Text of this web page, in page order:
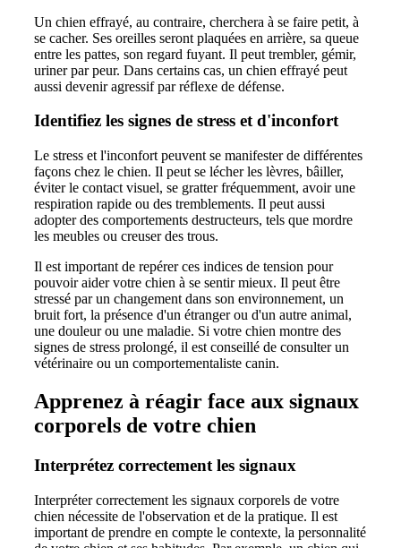
Un chien effrayé, au contraire, cherchera à se faire petit, à
se cacher. Ses oreilles seront plaquées en arrière, sa queue
entre les pattes, son regard fuyant. Il peut trembler, gémir,
uriner par peur. Dans certains cas, un chien effrayé peut
aussi devenir agressif par réflexe de défense.
Identifiez les signes de stress et d'inconfort
Le stress et l'inconfort peuvent se manifester de différentes
façons chez le chien. Il peut se lécher les lèvres, bâiller,
éviter le contact visuel, se gratter fréquemment, avoir une
respiration rapide ou des tremblements. Il peut aussi
adopter des comportements destructeurs, tels que mordre
les meubles ou creuser des trous.
Il est important de repérer ces indices de tension pour
pouvoir aider votre chien à se sentir mieux. Il peut être
stressé par un changement dans son environnement, un
bruit fort, la présence d'un étranger ou d'un autre animal,
une douleur ou une maladie. Si votre chien montre des
signes de stress prolongé, il est conseillé de consulter un
vétérinaire ou un comportementaliste canin.
Apprenez à réagir face aux signaux
corporels de votre chien
Interprétez correctement les signaux
Interpréter correctement les signaux corporels de votre
chien nécessite de l'observation et de la pratique. Il est
important de prendre en compte le contexte, la personnalité